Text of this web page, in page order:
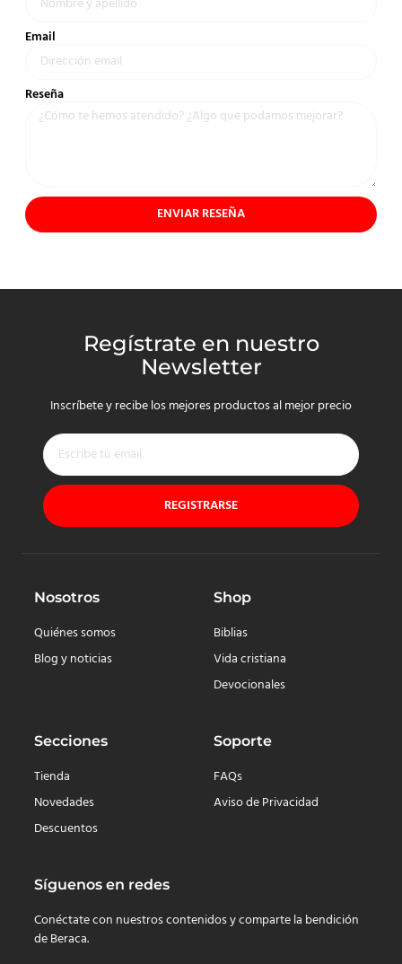
Email
Reseña
ENVIAR RESEÑA
Regístrate en nuestro
Newsletter
Inscríbete y recibe los mejores productos al mejor precio
REGISTRARSE
Nosotros
Quiénes somos
Blog y noticias
Shop
Biblias
Vida cristiana
Devocionales
Secciones
Tienda
Novedades
Descuentos
Soporte
FAQs
Aviso de Privacidad
Síguenos en redes
Conéctate con nuestros contenidos y comparte la bendición
de Beraca.